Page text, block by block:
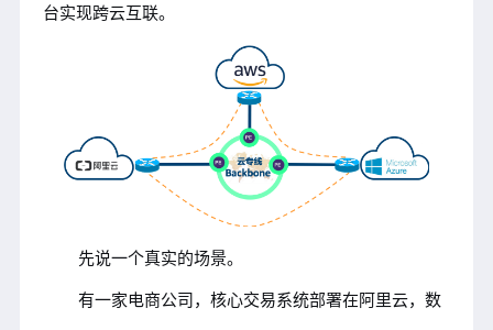
台实现跨云互联。
先说一个真实的场景。
有一家电商公司，核心交易系统部署在阿里云，数